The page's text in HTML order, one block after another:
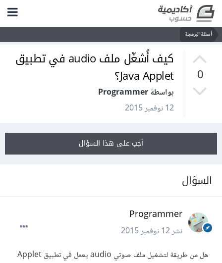
أسئلة البرمجة
0
كيف أُشغّل ملف audio في تطبيق
Java Applet؟
بواسطة Programmer
12 نوفمبر 2015
أجب على هذا السؤال
السؤال
Programmer
نشر12 نوفمبر 2015
هل من طريقة لتشغيل ملف صوتي audio يعمل في تطبيق Applet